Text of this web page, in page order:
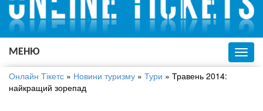
Російська
Українська
МЕНЮ
Онлайн Тікетс » Новини туризму » Тури » Травень 2014:
найкращий зорепад